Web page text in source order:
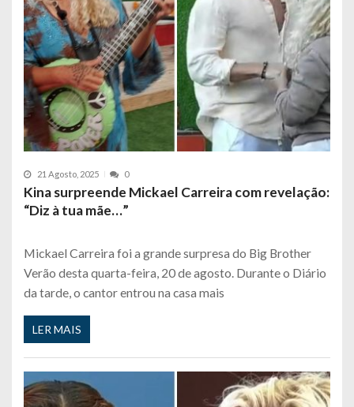
21 Agosto, 2025 0
Kina surpreende Mickael Carreira com revelação:
“Diz à tua mãe…”
Mickael Carreira foi a grande surpresa do Big Brother
Verão desta quarta-feira, 20 de agosto. Durante o Diário
da tarde, o cantor entrou na casa mais
LER MAIS